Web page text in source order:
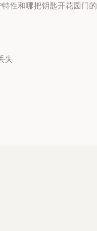
性和哪把钥匙开花园门的
失